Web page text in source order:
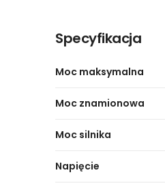
Specyfikacja
Moc maksymalna
Moc znamionowa
Moc silnika
Napięcie